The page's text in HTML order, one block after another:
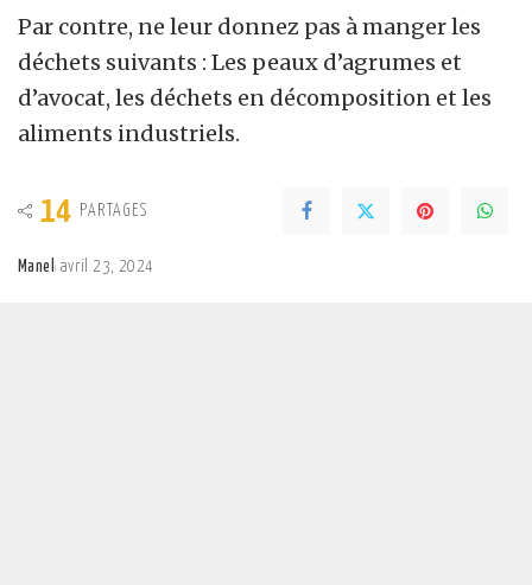
Par contre, ne leur donnez pas à manger les
déchets suivants : Les peaux d’agrumes et
d’avocat, les déchets en décomposition et les
aliments industriels.
14 PARTAGES
Manel avril 23, 2024